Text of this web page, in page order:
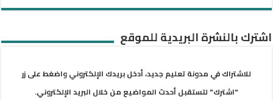
اشترك بالنشرة البريدية للموقع
للاشتراك في مدونة تعليم جديد، أدخل بريدك الإلكتروني واضغط على زر
"اشترك" لتستقبل أحدث المواضيع من خلال البريد الإلكتروني.